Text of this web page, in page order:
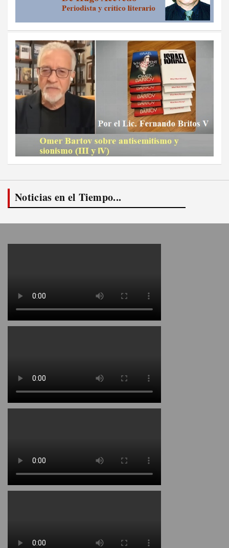
Noticias en el Tiempo...